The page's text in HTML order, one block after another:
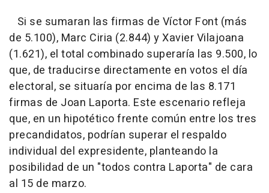
Si se sumaran las firmas de Víctor Font (más
de 5.100), Marc Ciria (2.844) y Xavier Vilajoana
(1.621), el total combinado superaría las 9.500, lo
que, de traducirse directamente en votos el día
electoral, se situaría por encima de las 8.171
firmas de Joan Laporta. Este escenario refleja
que, en un hipotético frente común entre los tres
precandidatos, podrían superar el respaldo
individual del expresidente, planteando la
posibilidad de un "todos contra Laporta" de cara
al 15 de marzo.